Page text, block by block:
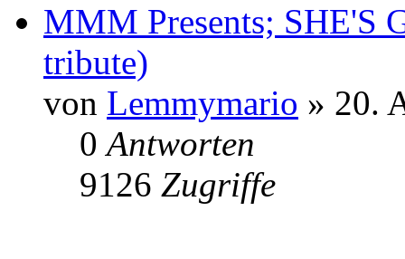
MMM Presents; SHE'S
tribute)
von Lemmymario » 20.
0Antworten
9126 Zugriffe